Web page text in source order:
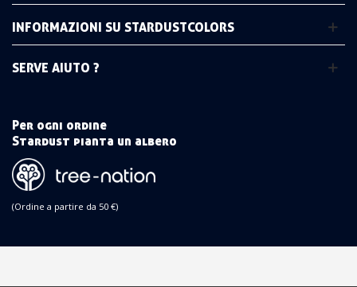
INFORMAZIONI SU STARDUSTCOLORS
SERVE AIUTO ?
Per ogni ordine
Stardust pianta un albero
(Ordine a partire da 50 €)